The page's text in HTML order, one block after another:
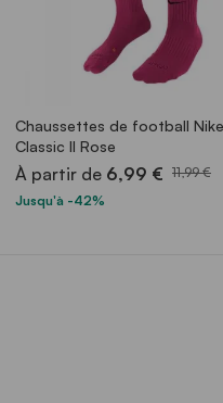
Chaussettes de football Nike
Classic II Rose
À partir de 6,99 € 11,99 €
Jusqu'à -42%